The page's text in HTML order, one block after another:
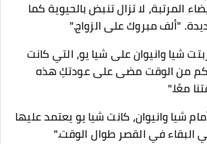
المرتبة، لا تزال تنبض بالحيوية كما
"ألف مبروك على الزواج."
شيا وانيوان على شيا يو، التي كانت
من الوقت مضى على عودتكِ هذه
معًا."
شيا وانيوان، كانت شيا يو يعتمد عليها
البقاء في القصر طوال الوقت."